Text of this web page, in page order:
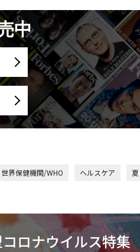
中
世界保健機関/WHO ヘルスケア 夏
ロナウイルス特集